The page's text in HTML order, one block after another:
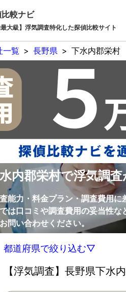
較ナビ
最大級】浮気調査特化した探偵比較サイト
一覧 > 長野県 > 下水内郡栄村
内郡栄村で浮気調
能力・料金プラン・調査費用
は口コミや調査費用の妥当性
問い合わせください。
都道府県で絞り込む▽
【浮気調査】長野県下水